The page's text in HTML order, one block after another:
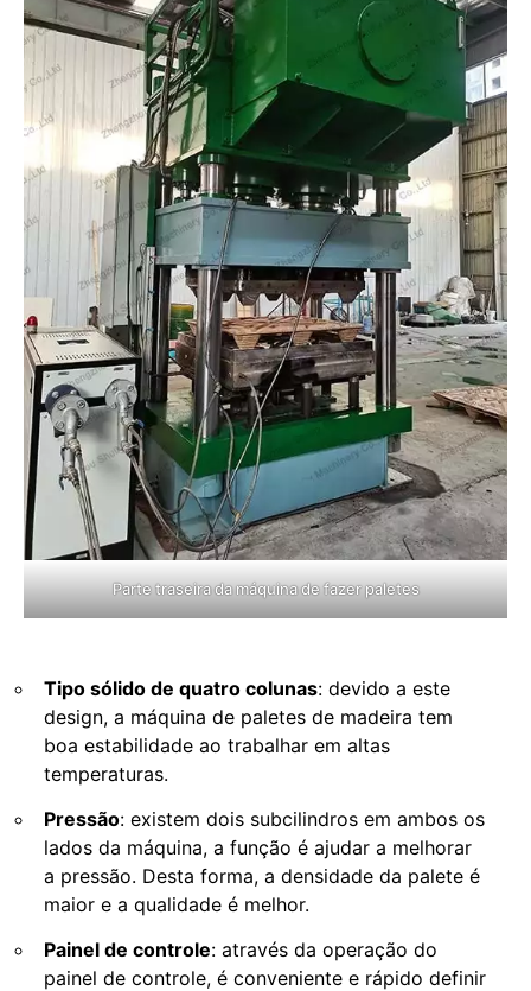
Parte traseira da máquina de fazer paletes
Tipo sólido de quatro colunas: devido a este
design, a máquina de paletes de madeira tem
boa estabilidade ao trabalhar em altas
temperaturas.
Pressão: existem dois subcilindros em ambos os
lados da máquina, a função é ajudar a melhorar
a pressão. Desta forma, a densidade da palete é
maior e a qualidade é melhor.
Painel de controle: através da operação do
painel de controle, é conveniente e rápido definir